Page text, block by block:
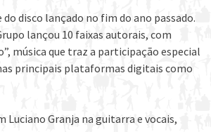
disco lançado no fim do ano passado.
lançou 10 faixas autorais, com
música que traz a participação especial
principais plataformas digitais como
Luciano Granja na guitarra e vocais,